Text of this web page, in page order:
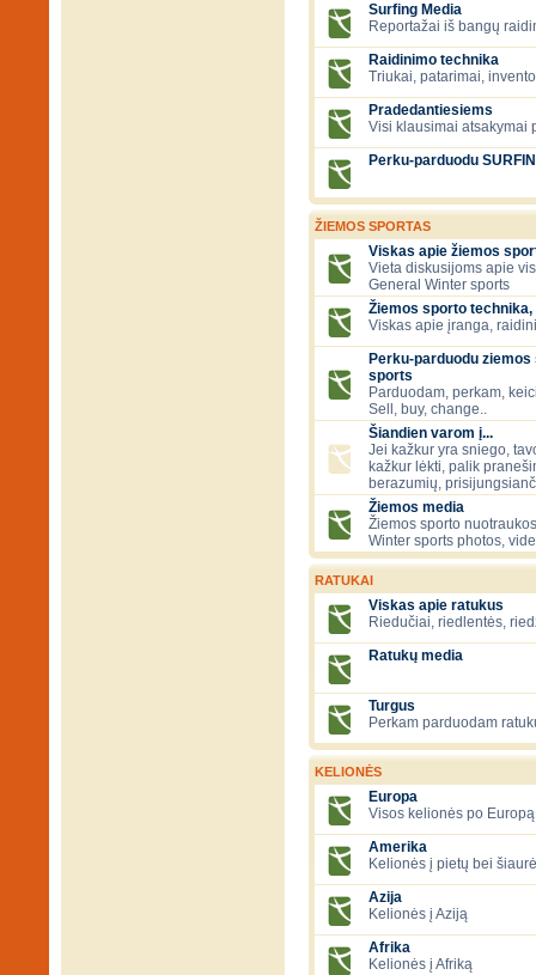
Surfing Media
Reportažai iš bangų
Raidinimo technika
Triukai, patarimai,
Pradedantiesiems
Visi klausimai atsakymai
Perku-parduodu
ŽIEMOS SPORTAS
Viskas apie žiemos
Vieta diskusijoms apie
General Winter sports
Žiemos sporto
Viskas apie įranga,
Perku-parduodu
sports
Parduodam, perkam,
Sell, buy, change..
Šiandien varom į...
Jei kažkur yra sniego,
kažkur lėkti, palik
berazumių,
Žiemos media
Žiemos sporto
Winter sports photos,
RATUKAI
Viskas apie ratukus
Riedučiai, riedlentės,
Ratukų media
Turgus
Perkam parduodam
KELIONĖS
Europa
Visos kelionės po
Amerika
Kelionės į pietų bei
Azija
Kelionės į Aziją
Afrika
Kelionės į Afriką